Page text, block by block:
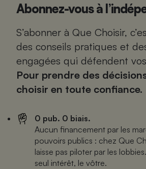
Abonnez-vous à
S’abonner à Que Choisir,
des conseils pratiques et
engagées qui défendent
Pour prendre des
choisir en toute confiance.
0 pub. 0 biais.
Aucun financement par les
pouvoirs publics : chez Que
laisse pas piloter par les
seul intérêt, le vôtre.